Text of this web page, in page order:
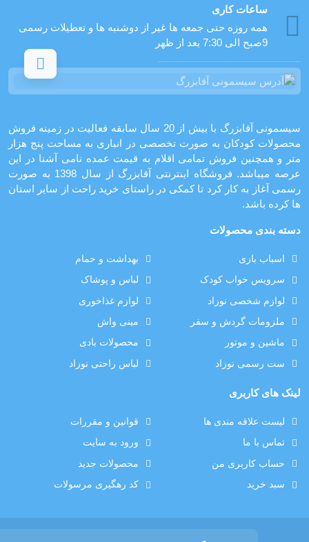
ساعات کاری
همه روزه حتی جمعه ها غیر از دوشنبه ها و تعطیلات رسمی
سیسمونی آقابزرگ با بیش از 20 سال سابقه فعالیت در زمینه فروش
محصولات کودکان به صورت تخصصی در انباری به مساحت پنج هزار
متر و همچنین فروش تمامی اقلام به قیمت عمده نامی آشنا در این
عرصه میباشد. فروشگاه اینترنتی آقابزرگ از سال 1398 به صورت
رسمی آغاز به کار کرد تا کمکی در راستای خرید راحت از سایر استان
ها کرده باشد.
دسته بندی محصولات
اسباب بازی بهداشت و حمام
سرویس خواب کودک لباس و پوشاک
لوازم شخصی نوزاد لوازم غذاخوری
ملزومات گردش و سفر مینی واش
ماشین و موتور محصولات بادی
ست رسمی نوزاد لباس راحتی نوزاد
لینک های کاربری
لیست علاقه مندی ها قوانین و مقررات
تماس با ما ورود به سایت
حساب کاربری من محصولات جدید
سبد خرید کد رهگیری مرسولات